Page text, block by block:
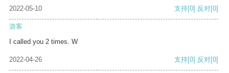
2022-05-10 支持[0] 反对[0]
游客
I called you 2 times. W
2022-04-26 支持[0] 反对[0]